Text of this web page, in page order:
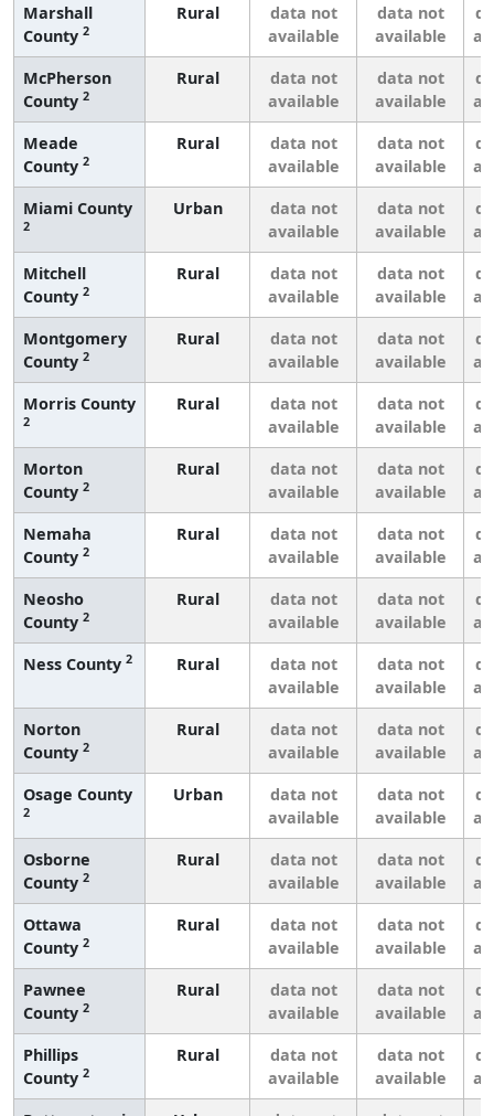
Marshall
County 2
Rural
data not
available
data not
available
McPherson
County 2
Rural
data not
available
data not
available
Meade
County 2
Rural
data not
available
data not
available
Miami County
2
Urban
data not
available
data not
available
Mitchell
County 2
Rural
data not
available
data not
available
Montgomery
County 2
Rural
data not
available
data not
available
Morris County
2
Rural
data not
available
data not
available
Morton
County 2
Rural
data not
available
data not
available
Nemaha
County 2
Rural
data not
available
data not
available
Neosho
County 2
Rural
data not
available
data not
available
Ness County 2 Rural
data not
available
data not
available
Norton
County 2
Rural
data not
available
data not
available
Osage County
2
Urban
data not
available
data not
available
Osborne
County 2
Rural
data not
available
data not
available
Ottawa
County 2
Rural
data not
available
data not
available
Pawnee
County 2
Rural
data not
available
data not
available
Phillips
County 2
Rural
data not
available
data not
available